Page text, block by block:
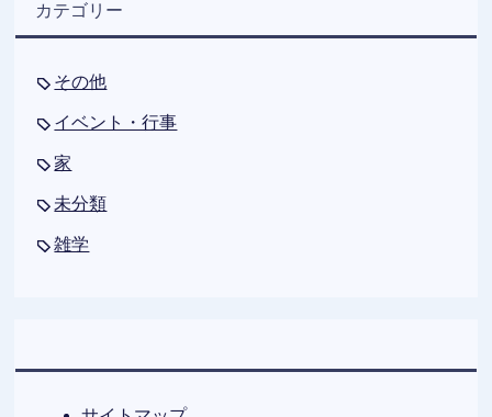
カテゴリー
その他
イベント・行事
家
未分類
雑学